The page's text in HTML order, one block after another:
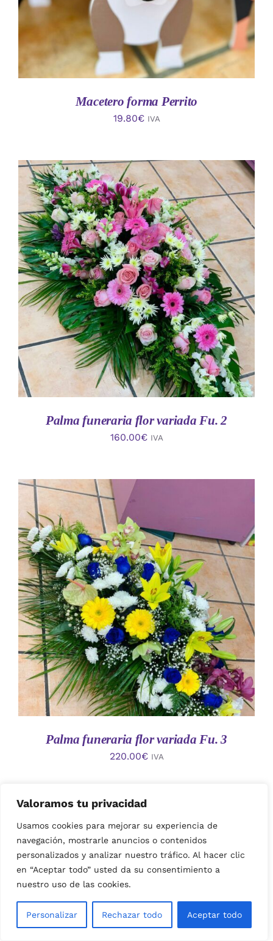
Valoramos tu privacidad
Usamos cookies para mejorar su experiencia de
navegación, mostrarle anuncios o contenidos
personalizados y analizar nuestro tráfico. Al hacer clic
en “Aceptar todo” usted da su consentimiento a
nuestro uso de las cookies.
Personalizar Rechazar todo Aceptar todo
Macetero forma Perrito
19.80€ IVA
AÑADIR AL CARRITO
/
DETALLES
Palma funeraria flor variada Fu. 2
160.00€ IVA
AÑADIR AL CARRITO
/
DETALLES
Palma funeraria flor variada Fu. 3
220.00€ IVA
AÑADIR AL CARRITO